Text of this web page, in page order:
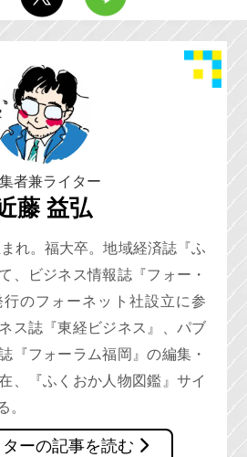
者兼ライター
藤 益弘
れ。福大卒。地域経済誌『ふ
、ビジネス情報誌『フォー・
のフォーネット社設立に参
ス誌『東経ビジネス』、パブ
『フォーラム福岡』の編集・
、『ふくおか人物図鑑』サイ
。
ーの記事を読む